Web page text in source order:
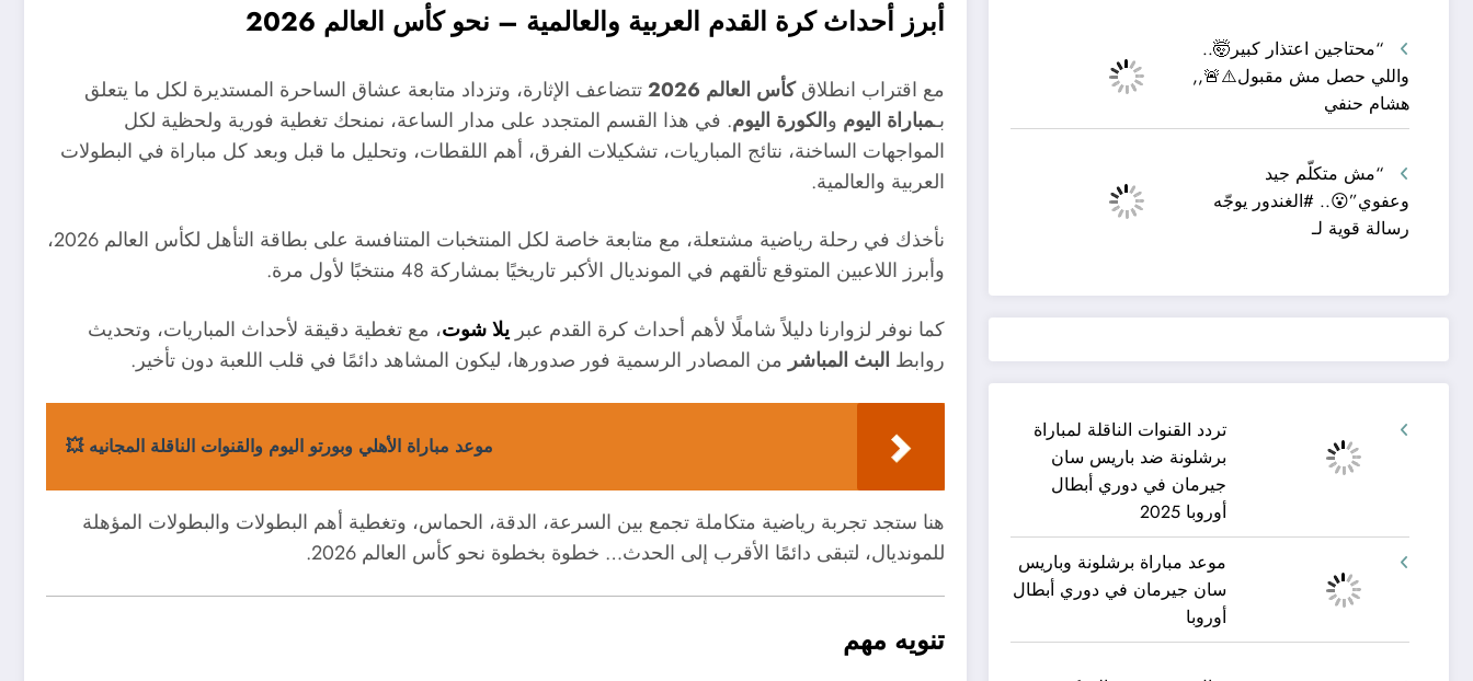
“محتاجين اعتذار كبير🤯..
واللي حصل مش مقبول⚠️🚨,,
هشام حنفي
“مش متكلّم جيد
وعفوي”😮.. #الغندور يوجّه
رسالة قوية لـ
تردد القنوات الناقلة لمباراة
برشلونة ضد باريس سان
جيرمان في دوري أبطال
أوروبا 2025
موعد مباراة برشلونة وباريس
سان جيرمان في دوري أبطال
أوروبا
أبرز أحداث كرة القدم العربية والعالمية – نحو كأس العالم 2026
مع اقتراب انطلاقكأس العالم 2026
تتضاعف الإثارة، وتزداد متابعة عشاق الساحرة المستديرة لكل ما يتعلق
بـمباراة اليوم والكورة اليوم. في هذا القسم المتجدد على مدار الساعة، نمنحك تغطية فورية ولحظية لكل
المواجهات الساخنة، نتائج المباريات، تشكيلات الفرق، أهم اللقطات، وتحليل ما قبل وبعد كل مباراة في البطولات
العربية والعالمية.
نأخذك في رحلة رياضية مشتعلة، مع متابعة خاصة لكل المنتخبات المتنافسة على بطاقة التأهل لكأس العالم 2026،
وأبرز اللاعبين المتوقع تألقهم في المونديال الأكبر تاريخيًا بمشاركة 48 منتخبًا لأول مرة.
كما نوفر لزوارنا دليلاً شاملًا لأهم أحداث كرة القدم عبريلا شوت، مع تغطية دقيقة لأحداث المباريات، وتحديث
روابط البث المباشر من المصادر الرسمية فور صدورها، ليكون المشاهد دائمًا في قلب اللعبة دون تأخير.
موعد مباراة الأهلي وبورتو اليوم والقنوات الناقلة المجانيه 💥
هنا ستجد تجربة رياضية متكاملة تجمع بين السرعة، الدقة، الحماس، وتغطية أهم البطولات والبطولات المؤهلة
للمونديال، لتبقى دائمًا الأقرب إلى الحدث… خطوة بخطوة نحو كأس العالم 2026.
تنويه مهم